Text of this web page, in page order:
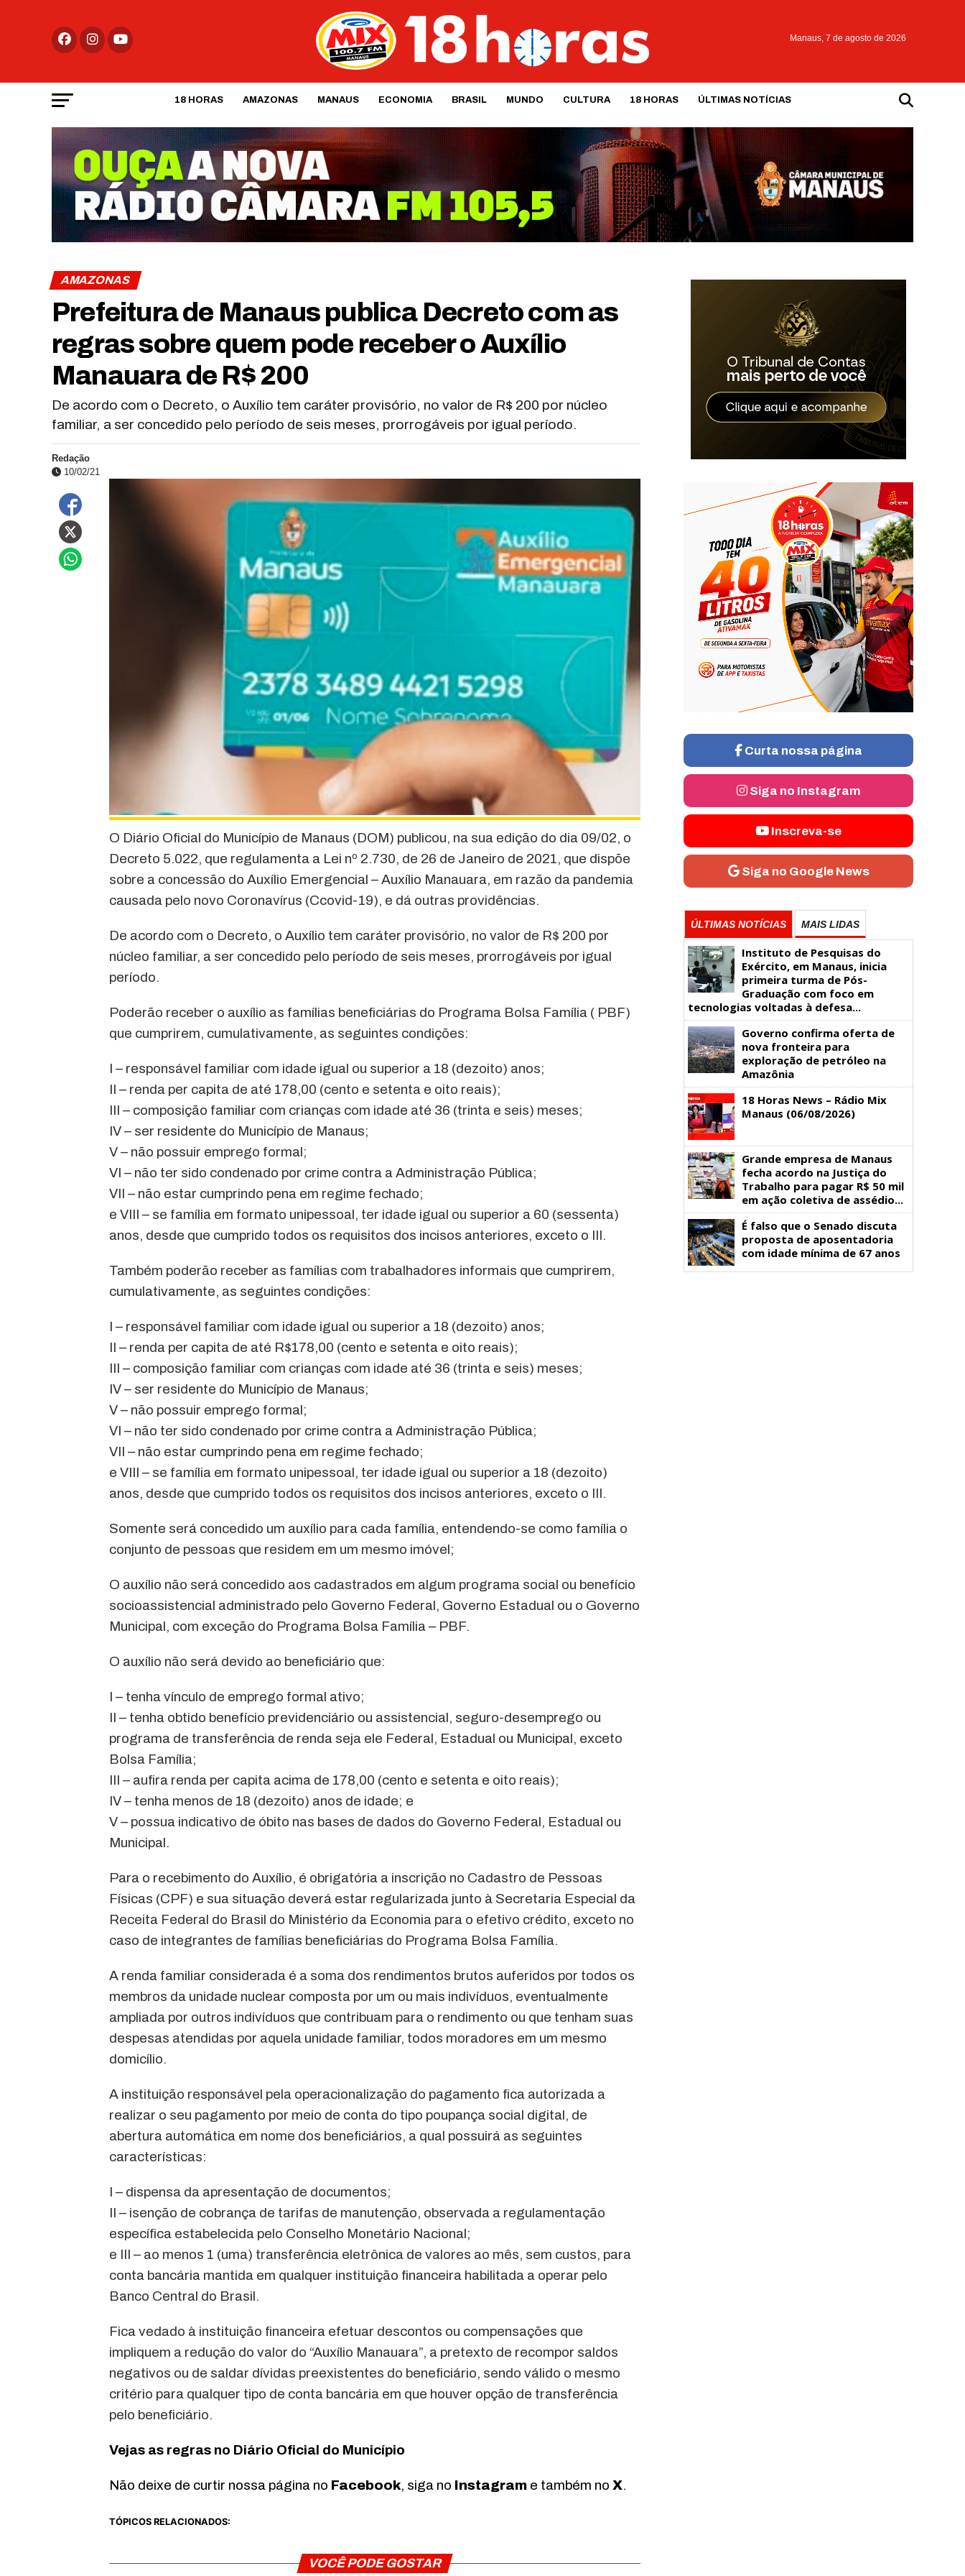
Manaus, 7 de agosto de 2026
18 HORAS AMAZONAS MANAUS ECONOMIA BRASIL MUNDO CULTURA 18 HORAS ÚLTIMAS NOTÍCIAS
AMAZONAS
Prefeitura de Manaus publica Decreto com as
regras sobre quem pode receber o Auxílio
Manauara de R$ 200
De acordo com o Decreto, o Auxílio tem caráter provisório, no valor de R$ 200 por núcleo
familiar, a ser concedido pelo período de seis meses, prorrogáveis por igual período.
Redação
10/02/21
O Diário Oficial do Município de Manaus (DOM) publicou, na sua edição do dia 09/02, o
Decreto 5.022, que regulamenta a Lei nº 2.730, de 26 de Janeiro de 2021, que dispõe
sobre a concessão do Auxílio Emergencial – Auxílio Manauara, em razão da pandemia
causada pelo novo Coronavírus (Ccovid-19), e dá outras providências.
De acordo com o Decreto, o Auxílio tem caráter provisório, no valor de R$ 200 por
núcleo familiar, a ser concedido pelo período de seis meses, prorrogáveis por igual
período.
Poderão receber o auxílio as famílias beneficiárias do Programa Bolsa Família ( PBF)
que cumprirem, cumulativamente, as seguintes condições:
I – responsável familiar com idade igual ou superior a 18 (dezoito) anos;
II – renda per capita de até 178,00 (cento e setenta e oito reais);
III – composição familiar com crianças com idade até 36 (trinta e seis) meses;
IV – ser residente do Município de Manaus;
V – não possuir emprego formal;
VI – não ter sido condenado por crime contra a Administração Pública;
VII – não estar cumprindo pena em regime fechado;
e VIII – se família em formato unipessoal, ter idade igual ou superior a 60 (sessenta)
anos, desde que cumprido todos os requisitos dos incisos anteriores, exceto o III.
Também poderão receber as famílias com trabalhadores informais que cumprirem,
cumulativamente, as seguintes condições:
I – responsável familiar com idade igual ou superior a 18 (dezoito) anos;
II – renda per capita de até R$178,00 (cento e setenta e oito reais);
III – composição familiar com crianças com idade até 36 (trinta e seis) meses;
IV – ser residente do Município de Manaus;
V – não possuir emprego formal;
VI – não ter sido condenado por crime contra a Administração Pública;
VII – não estar cumprindo pena em regime fechado;
e VIII – se família em formato unipessoal, ter idade igual ou superior a 18 (dezoito)
anos, desde que cumprido todos os requisitos dos incisos anteriores, exceto o III.
Somente será concedido um auxílio para cada família, entendendo-se como família o
conjunto de pessoas que residem em um mesmo imóvel;
O auxílio não será concedido aos cadastrados em algum programa social ou benefício
socioassistencial administrado pelo Governo Federal, Governo Estadual ou o Governo
Municipal, com exceção do Programa Bolsa Família – PBF.
O auxílio não será devido ao beneficiário que:
I – tenha vínculo de emprego formal ativo;
II – tenha obtido benefício previdenciário ou assistencial, seguro-desemprego ou
programa de transferência de renda seja ele Federal, Estadual ou Municipal, exceto
Bolsa Família;
III – aufira renda per capita acima de 178,00 (cento e setenta e oito reais);
IV – tenha menos de 18 (dezoito) anos de idade; e
V – possua indicativo de óbito nas bases de dados do Governo Federal, Estadual ou
Municipal.
Para o recebimento do Auxílio, é obrigatória a inscrição no Cadastro de Pessoas
Físicas (CPF) e sua situação deverá estar regularizada junto à Secretaria Especial da
Receita Federal do Brasil do Ministério da Economia para o efetivo crédito, exceto no
caso de integrantes de famílias beneficiárias do Programa Bolsa Família.
A renda familiar considerada é a soma dos rendimentos brutos auferidos por todos os
membros da unidade nuclear composta por um ou mais indivíduos, eventualmente
ampliada por outros indivíduos que contribuam para o rendimento ou que tenham suas
despesas atendidas por aquela unidade familiar, todos moradores em um mesmo
domicílio.
A instituição responsável pela operacionalização do pagamento fica autorizada a
realizar o seu pagamento por meio de conta do tipo poupança social digital, de
abertura automática em nome dos beneficiários, a qual possuirá as seguintes
características:
I – dispensa da apresentação de documentos;
II – isenção de cobrança de tarifas de manutenção, observada a regulamentação
específica estabelecida pelo Conselho Monetário Nacional;
e III – ao menos 1 (uma) transferência eletrônica de valores ao mês, sem custos, para
conta bancária mantida em qualquer instituição financeira habilitada a operar pelo
Banco Central do Brasil.
Fica vedado à instituição financeira efetuar descontos ou compensações que
impliquem a redução do valor do “Auxílio Manauara”, a pretexto de recompor saldos
negativos ou de saldar dívidas preexistentes do beneficiário, sendo válido o mesmo
critério para qualquer tipo de conta bancária em que houver opção de transferência
pelo beneficiário.
Vejas as regras no Diário Oficial do Município
Não deixe de curtir nossa página no Facebook, siga no Instagram e também no X.
TÓPICOS RELACIONADOS:
VOCÊ PODE GOSTAR
Curta nossa página
Siga no Instagram
Inscreva-se
Siga no Google News
ÚLTIMAS NOTÍCIAS MAIS LIDAS
Instituto de Pesquisas do
Exército, em Manaus, inicia
primeira turma de Pós-
Graduação com foco em
tecnologias voltadas à defesa...
Governo confirma oferta de
nova fronteira para
exploração de petróleo na
Amazônia
18 Horas News​​​​​​​​​​​​ – Rádio Mix
Manaus (06/08/2026)
Grande empresa de Manaus
fecha acordo na Justiça do
Trabalho para pagar R$ 50 mil
em ação coletiva de assédio...
É falso que o Senado discuta
proposta de aposentadoria
com idade mínima de 67 anos